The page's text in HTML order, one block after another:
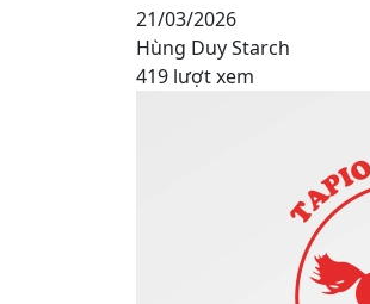
21/03/2026
Hùng Duy Starch
419 lượt xem